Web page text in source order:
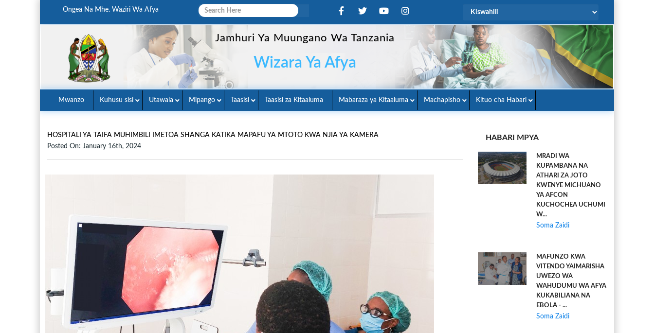
Ongea Na Mhe. Waziri Wa Afya
Jamhuri Ya Muungano Wa Tanzania
Wizara Ya Afya
Mwanzo Kuhusu sisi Utawala Mipango Taasisi Taasisi za Kitaaluma Mabaraza ya Kitaaluma Machapisho Kituo cha Habari
HOSPITALI YA TAIFA MUHIMBILI IMETOA SHANGA KATIKA MAPAFU YA MTOTO KWA NJIA YA KAMERA
Posted On: January 16th, 2024
HABARI MPYA
MRADI WA
KUPAMBANA NA
ATHARI ZA JOTO
KWENYE MICHUANO
YA AFCON
KUCHOCHEA UCHUMI
W...
Soma Zaidi
MAFUNZO KWA
VITENDO YAIMARISHA
UWEZO WA
WAHUDUMU WA AFYA
KUKABILIANA NA
EBOLA - ...
Soma Zaidi